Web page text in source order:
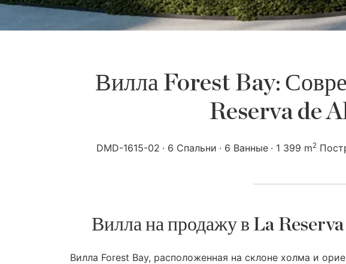
Вилла Forest Bay:
Reserva de
DMD-1615-02 6 Спальни 6 Ванные 1 399 m2
Вилла на продажу в La
Вилла Forest Bay, расположенная на склоне холма и